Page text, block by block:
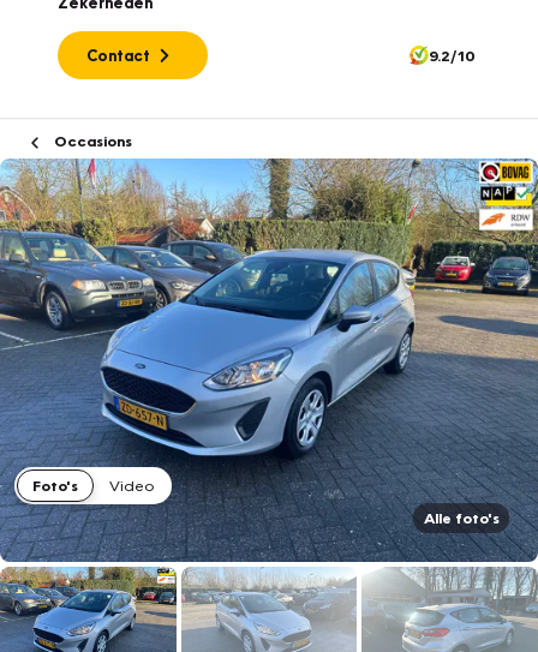
Contact 9.2/10
Occasions
Foto's
Video
Alle foto's